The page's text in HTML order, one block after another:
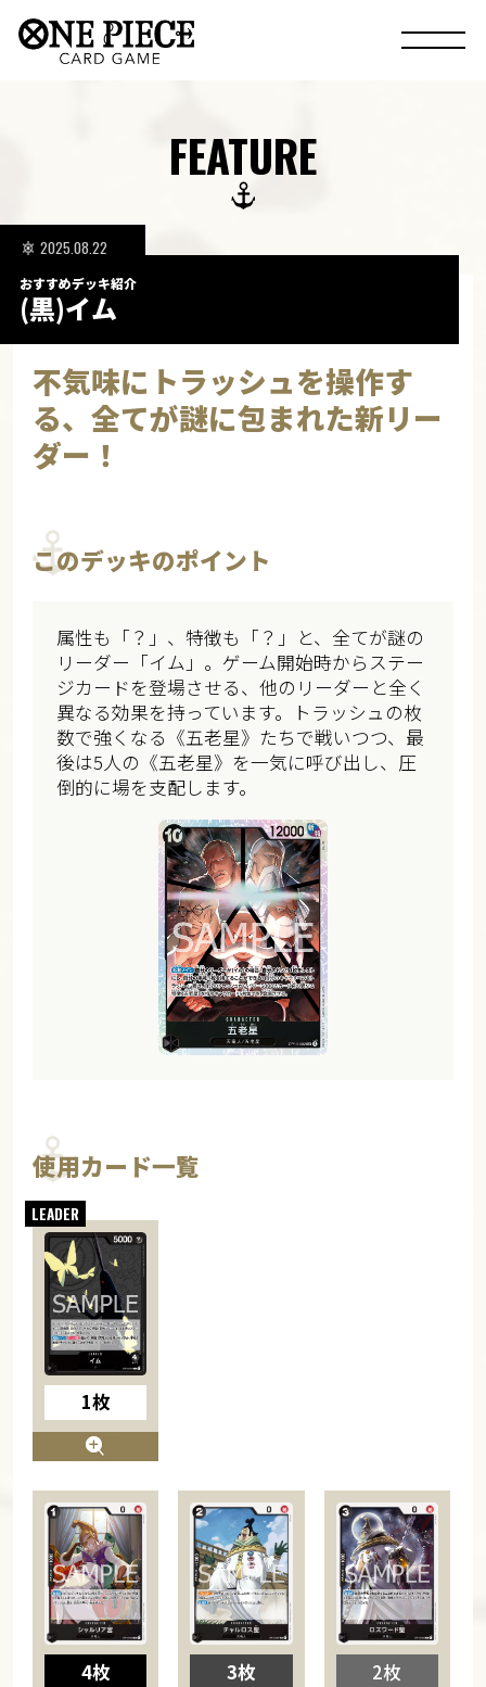
FEATURE
おすすめデッキ紹介
(黒)イム
2025.08.22
不気味にトラッシュを操作す
る、全てが謎に包まれた新リー
ダー！
このデッキのポイント
属性も「？」、特徴も「？」と、全てが謎の
リーダー「イム」。ゲーム開始時からステー
ジカードを登場させる、他のリーダーと全く
異なる効果を持っています。トラッシュの枚
数で強くなる《五老星》たちで戦いつつ、最
後は5人の《五老星》を一気に呼び出し、圧
倒的に場を支配します。
使用カード一覧
1枚
4枚 3枚 2枚